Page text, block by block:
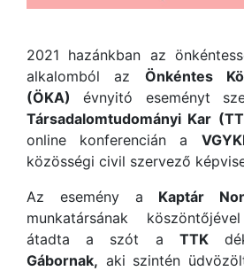
2021 hazánkban az
alkalomból az Önkéntes
(ÖKA) évnyitó eseményt
Társadalomtudományi Kar
online konferencián a
közösségi civil szervező
Az esemény a Kaptár
munkatársának
átadta a szót a TTK
Gábornak, aki szintén